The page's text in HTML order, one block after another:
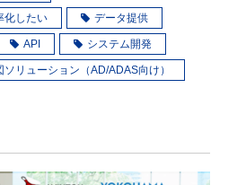
化したい データ提供
API システム開発
リューション（AD/ADAS向け）